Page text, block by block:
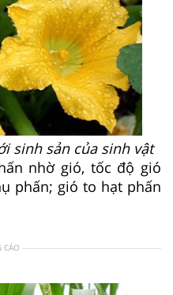
sinh sản của sinh vật
nhờ gió, tốc độ gió
phấn; gió to hạt phấn
CÁO